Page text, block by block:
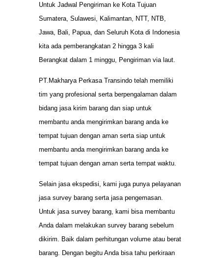
Untuk Jadwal Pengiriman ke Kota Tujuan
Sumatera, Sulawesi, Kalimantan, NTT, NTB,
Jawa, Bali, Papua, dan Seluruh Kota di Indonesia
kita ada pemberangkatan 2 hingga 3 kali
Berangkat dalam 1 minggu, Pengiriman via laut.
PT.Makharya Perkasa Transindo telah memiliki
tim yang profesional serta berpengalaman dalam
bidang jasa kirim barang dan siap untuk
membantu anda mengirimkan barang anda ke
tempat tujuan dengan aman serta siap untuk
membantu anda mengirimkan barang anda ke
tempat tujuan dengan aman serta tempat waktu.
Selain jasa ekspedisi, kami juga punya pelayanan
jasa survey barang serta jasa pengemasan.
Untuk jasa survey barang, kami bisa membantu
Anda dalam melakukan survey barang sebelum
dikirim. Baik dalam perhitungan volume atau berat
barang. Dengan begitu Anda bisa tahu perkiraan